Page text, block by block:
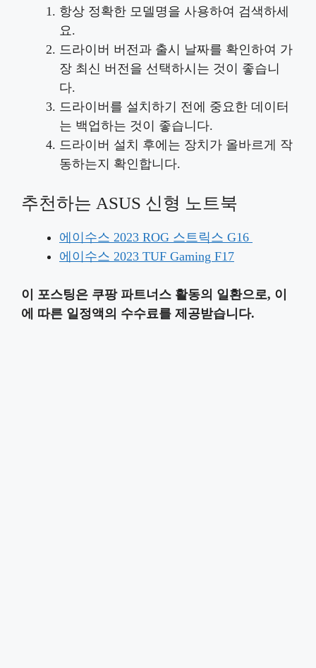
항상 정확한 모델명을 사용하여 검색하세
요.
드라이버 버전과 출시 날짜를 확인하여 가
장 최신 버전을 선택하시는 것이 좋습니
다.
드라이버를 설치하기 전에 중요한 데이터
는 백업하는 것이 좋습니다.
드라이버 설치 후에는 장치가 올바르게 작
동하는지 확인합니다.
추천하는 ASUS 신형 노트북
에이수스 2023 ROG 스트릭스 G16
에이수스 2023 TUF Gaming F17
이 포스팅은 쿠팡 파트너스 활동의 일환으로, 이
에 따른 일정액의 수수료를 제공받습니다.